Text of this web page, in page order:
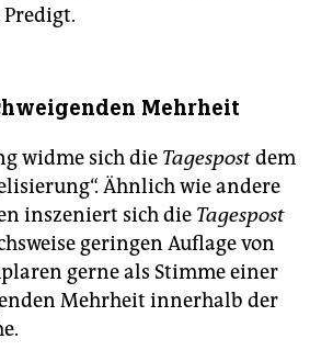
Mehrheit
widme sich die Tagespostdem
Ähnlich wie andere
inszeniert sich die Tagespost
geringen Auflage von
gerne als Stimme einer
Mehrheit innerhalb der